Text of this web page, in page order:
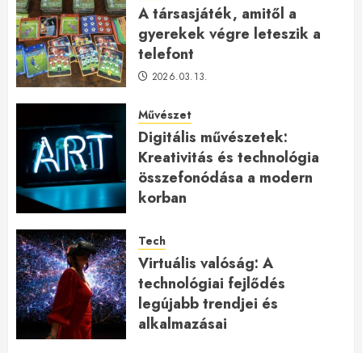
A társasjáték, amitől a
gyerekek végre leteszik a
telefont
2026.03.13.
Művészet
Digitális művészetek:
Kreativitás és technológia
összefonódása a modern
korban
Tech
Virtuális valóság: A
technológiai fejlődés
legújabb trendjei és
alkalmazásai